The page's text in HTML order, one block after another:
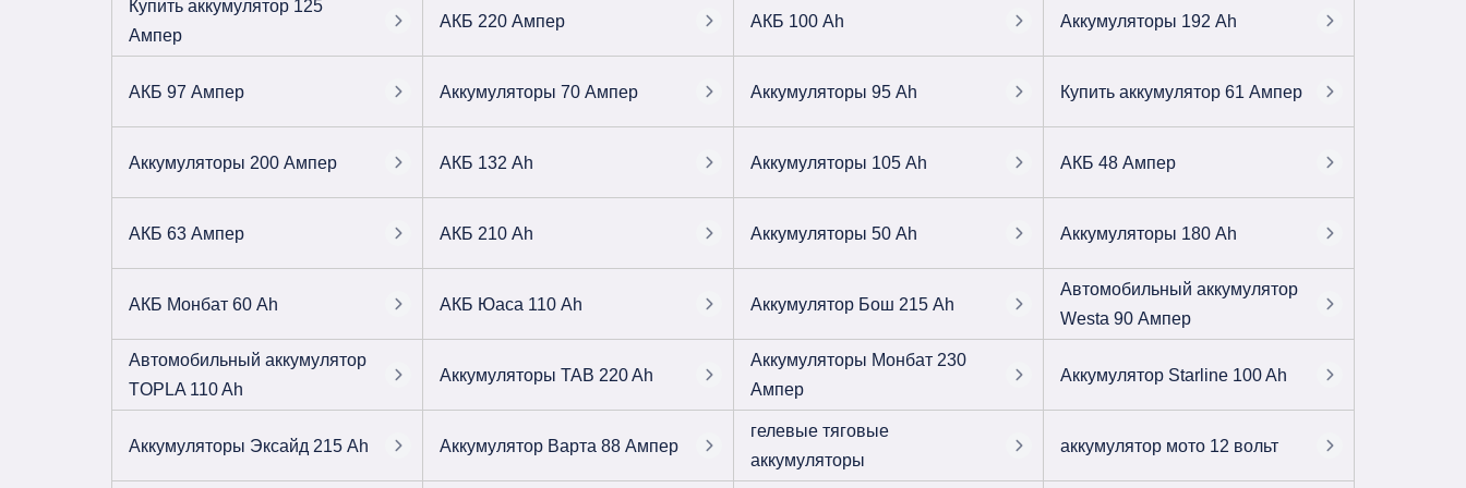
Купить аккумулятор 125
Ампер
АКБ 220 Ампер АКБ 100 Ah Аккумуляторы 192 Ah
АКБ 97 Ампер Аккумуляторы 70 Ампер Аккумуляторы 95 Ah Купить аккумулятор 61 Ампер
Аккумуляторы 200 Ампер АКБ 132 Ah Аккумуляторы 105 Ah АКБ 48 Ампер
АКБ 63 Ампер АКБ 210 Ah Аккумуляторы 50 Ah Аккумуляторы 180 Ah
АКБ Монбат 60 Ah АКБ Юаса 110 Ah Аккумулятор Бош 215 Ah
Автомобильный аккумулятор
Westa 90 Ампер
Автомобильный аккумулятор
TOPLA 110 Ah
Аккумуляторы TAB 220 Ah
Аккумуляторы Монбат 230
Ампер
Аккумулятор Starline 100 Ah
Аккумуляторы Эксайд 215 Ah Аккумулятор Варта 88 Ампер
гелевые тяговые
аккумуляторы
аккумулятор мото 12 вольт